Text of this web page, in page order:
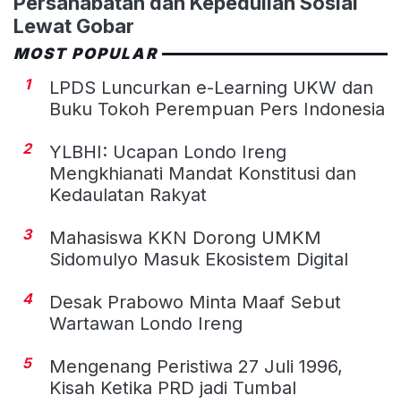
Lewat Gobar
MOST POPULAR
1
LPDS Luncurkan e-Learning UKW dan
Buku Tokoh Perempuan Pers Indonesia
2
YLBHI: Ucapan Londo Ireng
Mengkhianati Mandat Konstitusi dan
Kedaulatan Rakyat
3
Mahasiswa KKN Dorong UMKM
Sidomulyo Masuk Ekosistem Digital
4
Desak Prabowo Minta Maaf Sebut
Wartawan Londo Ireng
5
Mengenang Peristiwa 27 Juli 1996,
Kisah Ketika PRD jadi Tumbal